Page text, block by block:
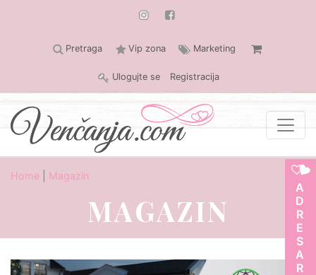
Pretraga Vip zona Marketing
Ulogujte se Registracija
ADRESAR
Home Magazin
MAGAZIN